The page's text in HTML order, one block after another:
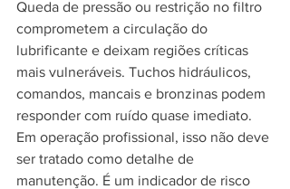
Queda de pressão ou restrição no filtro
comprometem a circulação do
lubrificante e deixam regiões críticas
mais vulneráveis. Tuchos hidráulicos,
comandos, mancais e bronzinas podem
responder com ruído quase imediato.
Em operação profissional, isso não deve
ser tratado como detalhe de
manutenção. É um indicador de risco